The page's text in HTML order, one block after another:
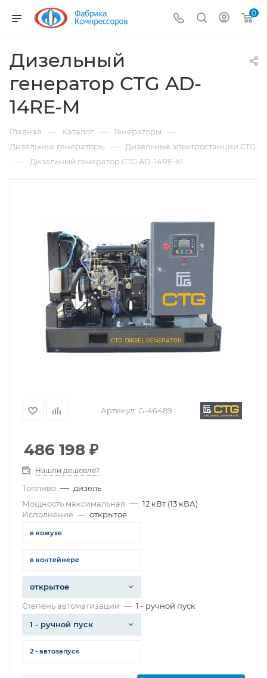
0
Дизельный
генератор CTG AD-
14RE-M
Главная — Каталог — Генераторы —
Дизельные генераторы — Дизельные электростанции CTG
— Дизельный генератор CTG AD-14RE-M
Артикул: G-46489
486 198 ₽
Нашли дешевле?
Топливо — дизель
Мощность максимальная — 12 кВт (13 кВА)
Исполнение — открытое
в кожухе
в контейнере
открытое
Степень автоматизации — 1 - ручной пуск
1 - ручной пуск
2 - автозапуск